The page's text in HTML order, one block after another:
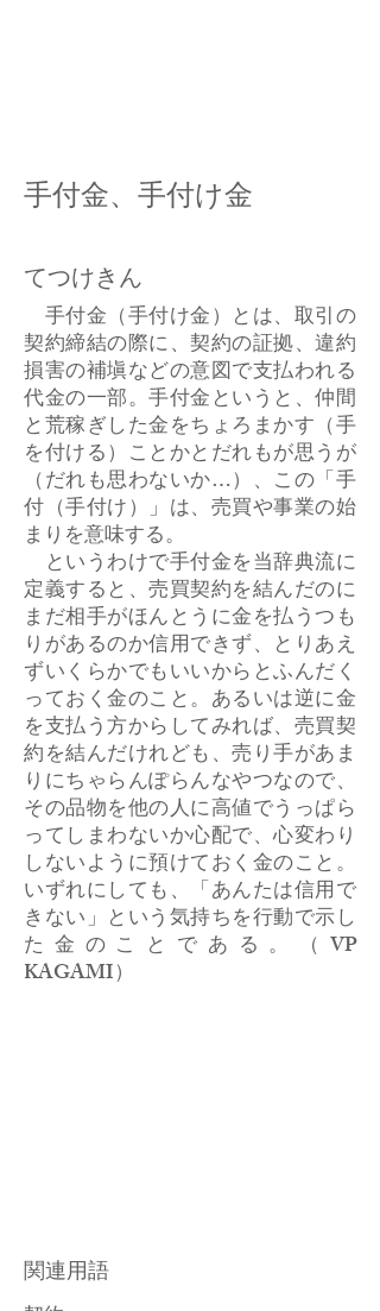
手付金、手付け金
てつけきん
手付金（手付け金）とは、取引の
契約締結の際に、契約の証拠、違約
損害の補塡などの意図で支払われる
代金の一部。手付金というと、仲間
と荒稼ぎした金をちょろまかす（手
を付ける）ことかとだれもが思うが
（だれも思わないか…）、この「手
付（手付け）」は、売買や事業の始
まりを意味する。
というわけで手付金を当辞典流に
定義すると、売買契約を結んだのに
まだ相手がほんとうに金を払うつも
りがあるのか信用できず、とりあえ
ずいくらかでもいいからとふんだく
っておく金のこと。あるいは逆に金
を支払う方からしてみれば、売買契
約を結んだけれども、売り手があま
りにちゃらんぽらんなやつなので、
その品物を他の人に高値でうっぱら
ってしまわないか心配で、心変わり
しないように預けておく金のこと。
いずれにしても、「あんたは信用で
きない」という気持ちを行動で示し
た金のことである。（VP
KAGAMI）
関連用語